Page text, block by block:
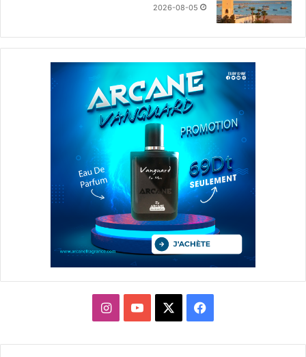
2026-08-05
فيسبوك يوتيوبانستقرام